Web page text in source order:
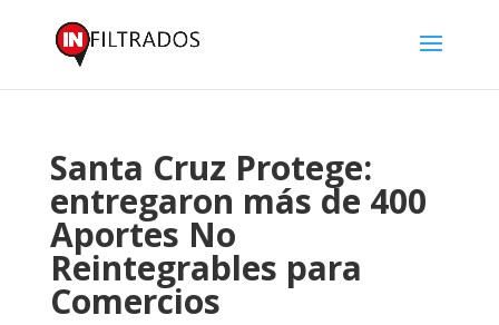
Santa Cruz Protege:
entregaron más de 400
Aportes No
Reintegrables para
Comercios